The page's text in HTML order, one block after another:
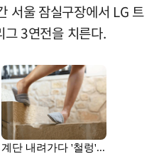
서울 잠실구장에서 LG 트
3연전을 치른다.